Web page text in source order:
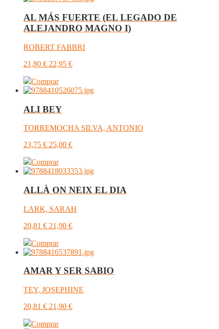
AL MÁS FUERTE (EL LEGADO DE
ALEJANDRO MAGNO I)
ROBERT FABBRI
21,80 € 22,95 €
Comprar
ALI BEY
TORREMOCHA SILVA, ANTONIO
23,75 € 25,00 €
Comprar
ALLÀ ON NEIX EL DIA
LARK, SARAH
20,81 € 21,90 €
Comprar
AMAR Y SER SABIO
TEY, JOSEPHINE
20,81 € 21,90 €
Comprar